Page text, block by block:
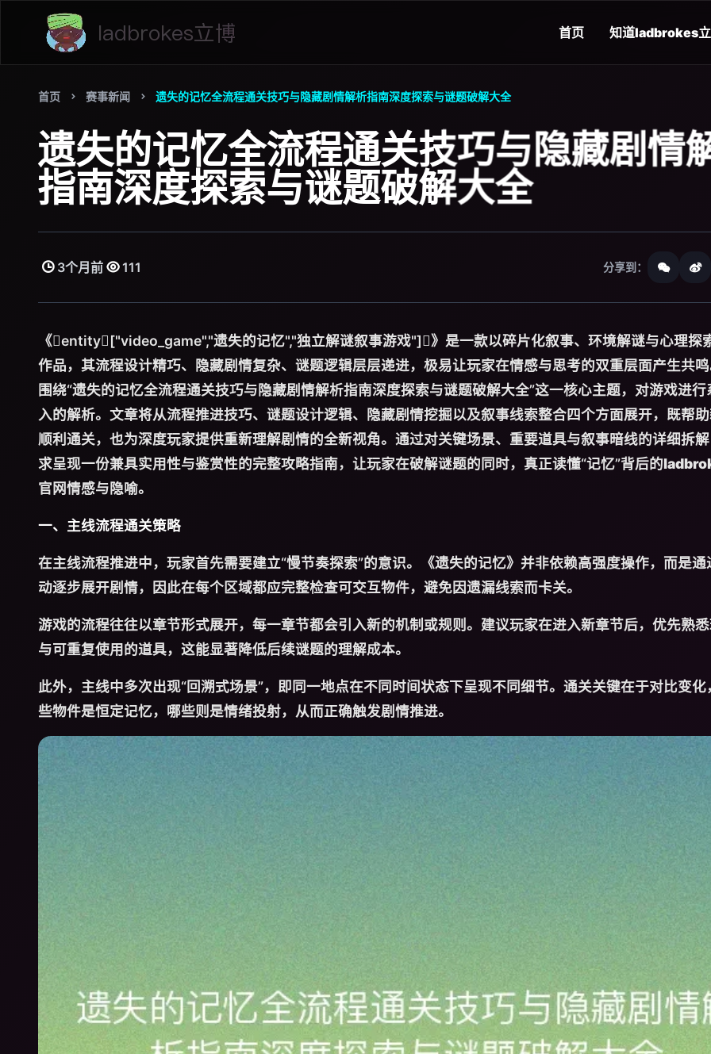
首页 知道ladbrokes
首页 赛事新闻 遗失的记忆全流程通关技巧与隐藏剧情解析指南深度探索与谜题破解大全
遗失的记忆全流程通关技巧与隐藏剧情
指南深度探索与谜题破解大全
3个月前 111 分享到：
《entity["video_game","遗失的记忆","独立解谜叙事游戏"]》是一款以碎片化叙事、环境解谜与心理探
作品，其流程设计精巧、隐藏剧情复杂、谜题逻辑层层递进，极易让玩家在情感与思考的双重层面产生共
围绕“遗失的记忆全流程通关技巧与隐藏剧情解析指南深度探索与谜题破解大全”这一核心主题，对游戏进行
入的解析。文章将从流程推进技巧、谜题设计逻辑、隐藏剧情挖掘以及叙事线索整合四个方面展开，既帮
顺利通关，也为深度玩家提供重新理解剧情的全新视角。通过对关键场景、重要道具与叙事暗线的详细拆
求呈现一份兼具实用性与鉴赏性的完整攻略指南，让玩家在破解谜题的同时，真正读懂“记忆”背后的
官网情感与隐喻。
一、主线流程通关策略
在主线流程推进中，玩家首先需要建立“慢节奏探索”的意识。《遗失的记忆》并非依赖高强度操作，而是通
动逐步展开剧情，因此在每个区域都应完整检查可交互物件，避免因遗漏线索而卡关。
游戏的流程往往以章节形式展开，每一章节都会引入新的机制或规则。建议玩家在进入新章节后，优先熟
与可重复使用的道具，这能显著降低后续谜题的理解成本。
此外，主线中多次出现“回溯式场景”，即同一地点在不同时间状态下呈现不同细节。通关关键在于对比变化
些物件是恒定记忆，哪些则是情绪投射，从而正确触发剧情推进。